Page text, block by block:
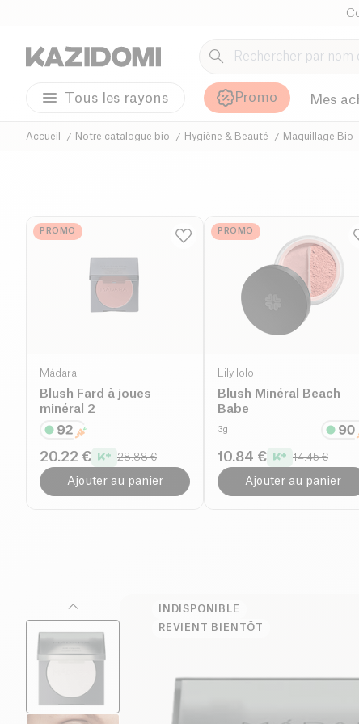
Tous les rayons Promo Mes
Accueil Notre catalogue bio Hygiène & Beauté Maquillage Bio
PROMO
Mádara
Blush Fard à joues
minéral 2
20.22 € 28.88 €
Ajouter au panier
PROMO
Lily lolo
Blush Minéral Beach
Babe
3g
10.84 € 14.45 €
Ajouter au panier
INDISPONIBLE
REVIENT BIENTÔT